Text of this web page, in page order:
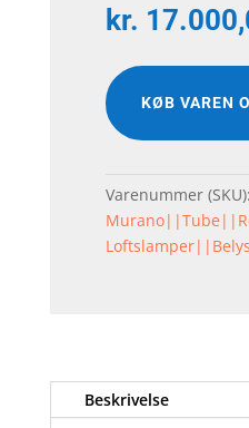
kr.
KØB VAREN
Varenummer (SKU):
Beskrivelse